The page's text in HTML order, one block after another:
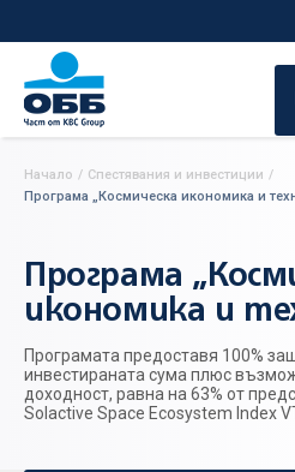
Начало / Спестявания и инвестиции /
Програма „Космическа икономика и
Програма
икономика и
Програмата предоставя 100%
инвестираната сума плюс
доходност, равна на 63% от
Solactive Space Ecosystem Index